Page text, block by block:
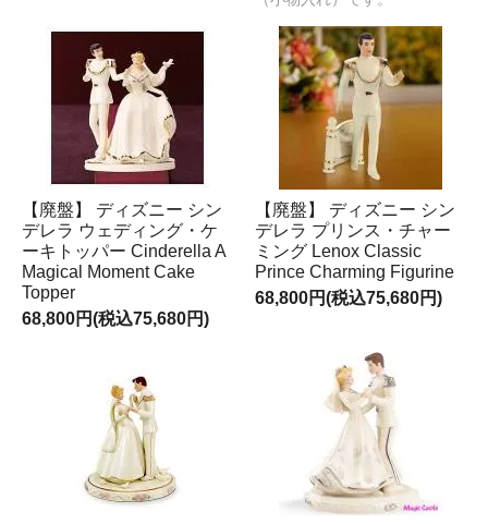
【廃盤】 ディズニー シン
デレラ ウェディング・ケ
ーキトッパー Cinderella A
Magical Moment Cake
Topper
68,800円(税込75,680円)
【廃盤】 ディズニー シン
デレラ プリンス・チャー
ミング Lenox Classic
Prince Charming Figurine
68,800円(税込75,680円)